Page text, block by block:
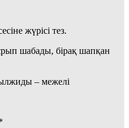
жүрісі тез.
шабады, бірақ шапқан
– межелі